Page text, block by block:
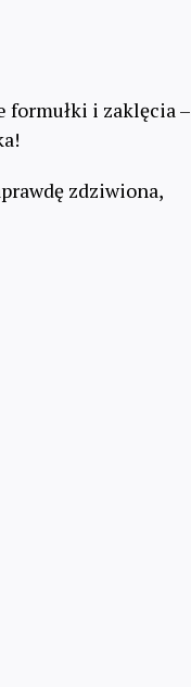
formułki i zaklęcia –
zdziwiona,